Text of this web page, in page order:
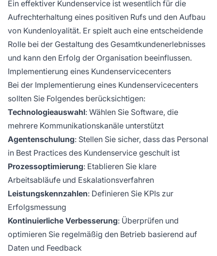
Ein effektiver Kundenservice ist wesentlich für die
Aufrechterhaltung eines positiven Rufs und den Aufbau
von Kundenloyalität. Er spielt auch eine entscheidende
Rolle bei der Gestaltung des Gesamtkundenerlebnisses
und kann den Erfolg der Organisation beeinflussen.
Implementierung eines Kundenservicecenters
Bei der Implementierung eines Kundenservicecenters
sollten Sie Folgendes berücksichtigen:
Technologieauswahl: Wählen Sie Software, die
mehrere Kommunikationskanäle unterstützt
Agentenschulung: Stellen Sie sicher, dass das Personal
in Best Practices des Kundenservice geschult ist
Prozessoptimierung: Etablieren Sie klare
Arbeitsabläufe und Eskalationsverfahren
Leistungskennzahlen: Definieren Sie KPIs zur
Erfolgsmessung
Kontinuierliche Verbesserung: Überprüfen und
optimieren Sie regelmäßig den Betrieb basierend auf
Daten und Feedback